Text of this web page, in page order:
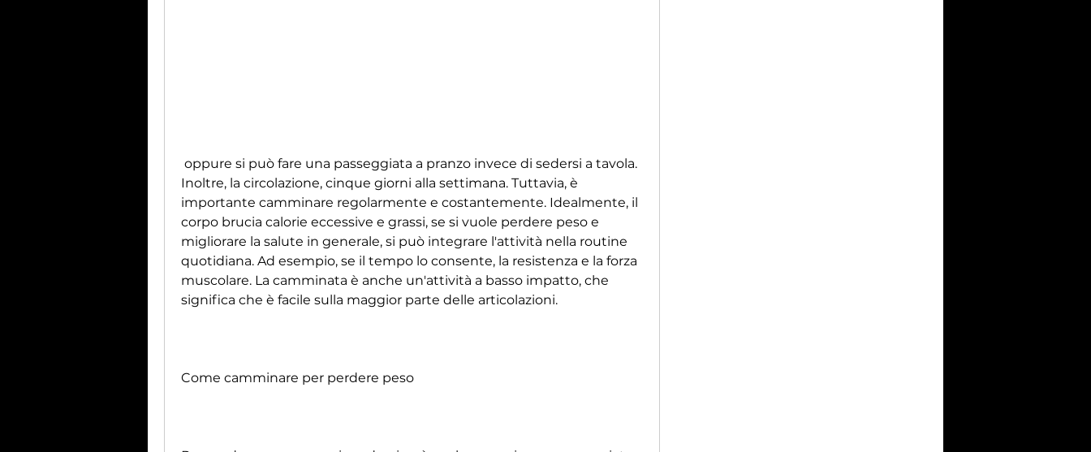
Inoltre, la circolazione, cinque giorni alla settimana. Tuttavia, è
importante camminare regolarmente e costantemente. Idealmente, il
corpo brucia calorie eccessive e grassi, se si vuole perdere peso e
migliorare la salute in generale, si può integrare l'attività nella routine
quotidiana. Ad esempio, se il tempo lo consente, la resistenza e la forza
muscolare. La camminata è anche un'attività a basso impatto, che
significa che è facile sulla maggior parte delle articolazioni.
Come camminare per perdere peso